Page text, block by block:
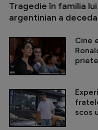
Tragedie în familia
argentinian a
Cine
scos